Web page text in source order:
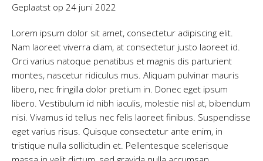
Geplaatst op 24 juni 2022
Lorem ipsum dolor sit amet, consectetur adipiscing elit.
Nam laoreet viverra diam, at consectetur justo laoreet id.
Orci varius natoque penatibus et magnis dis parturient
montes, nascetur ridiculus mus. Aliquam pulvinar mauris
libero, nec fringilla dolor pretium in. Donec eget ipsum
libero. Vestibulum id nibh iaculis, molestie nisl at, bibendum
nisi. Vivamus id tellus nec felis laoreet finibus. Suspendisse
eget varius risus. Quisque consectetur ante enim, in
tristique nulla sollicitudin et. Pellentesque scelerisque